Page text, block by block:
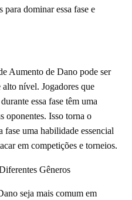
para dominar essa fase e
Aumento de Dano pode ser
nível. Jogadores que
essa fase têm uma
oponentes. Isso torna o
fase uma habilidade essencial
em competições e torneios.
Gêneros
seja mais comum em